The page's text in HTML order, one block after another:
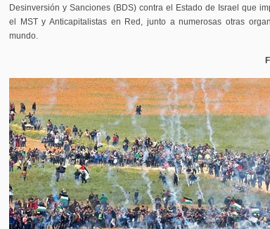
Desinversión y Sanciones (BDS) contra el Estado de Israel que
el MST y Anticapitalistas en Red, junto a numerosas otras
mundo.